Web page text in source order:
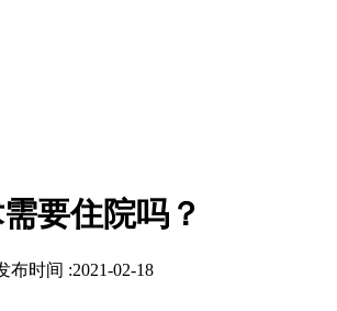
要住院吗？
布时间 :2021-02-18